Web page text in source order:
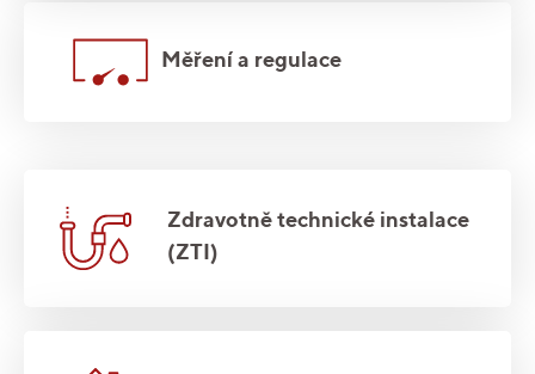
Měření a regulace
Zdravotně technické instalace
(ZTI)